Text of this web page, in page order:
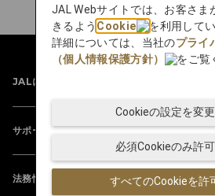
JALについて
サポート
法務情報
JAL Webサイトでは、お客さま
きるようCookie
を利用してい
詳細については、当社のプライ
（個人情報保護方針）
をご覧
すべてのCookieを許
必須Cookieのみ許
Cookieの設定を変